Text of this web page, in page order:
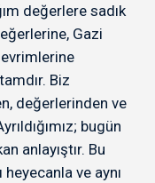
değerlere sadık
Gazi
Biz
değerlerinden ve
bugün
anlayıştır. Bu
heyecanla ve aynı